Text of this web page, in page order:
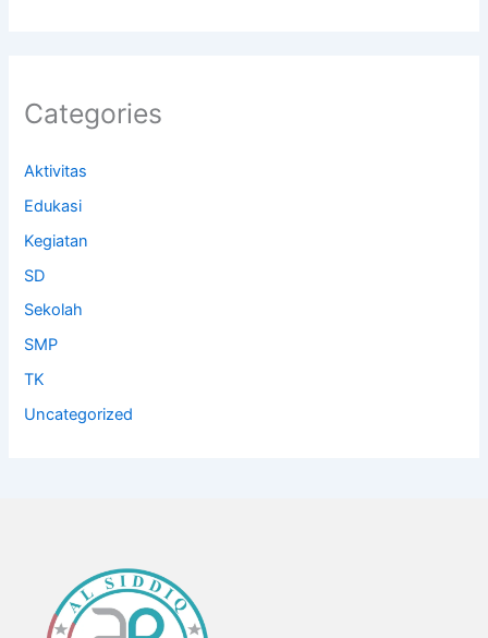
Categories
Aktivitas
Edukasi
Kegiatan
SD
Sekolah
SMP
TK
Uncategorized